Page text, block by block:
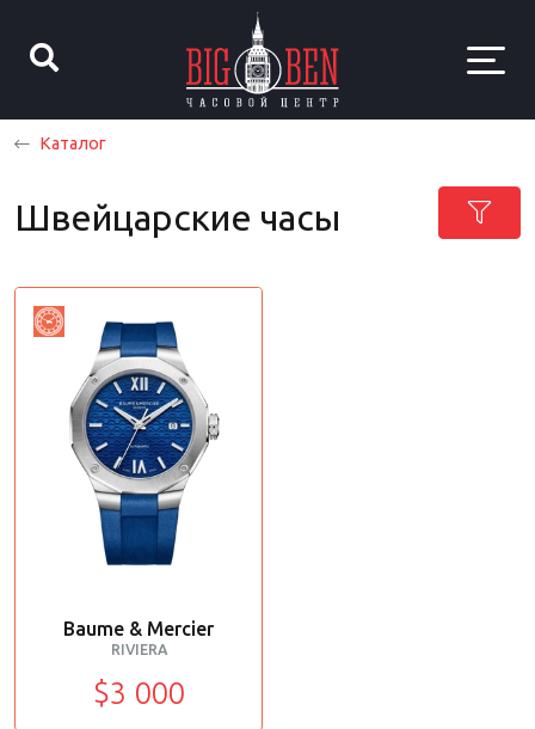
Каталог
Швейцарские часы
Baume & Mercier
RIVIERA
$3 000